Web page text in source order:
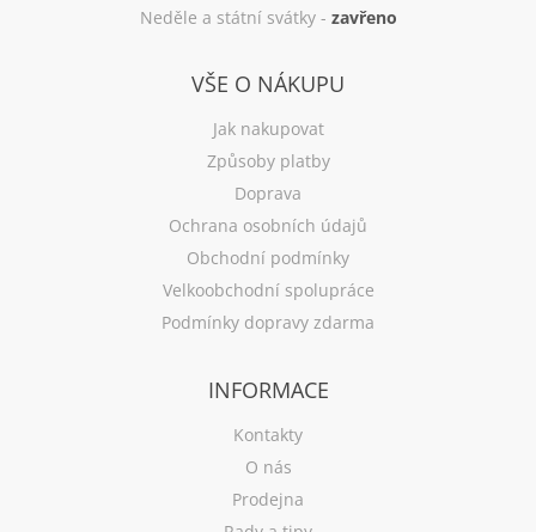
Neděle a státní svátky - zavřeno
VŠE O NÁKUPU
Jak nakupovat
Způsoby platby
Doprava
Ochrana osobních údajů
Obchodní podmínky
Velkoobchodní spolupráce
Podmínky dopravy zdarma
INFORMACE
Kontakty
O nás
Prodejna